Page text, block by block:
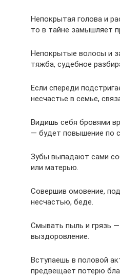
Непокрытая голова и
то в тайне замышляет
Непокрытые волосы и
тяжба, судебное
Если спереди
несчастье в семье,
Видишь себя бровями
— будет повышение по
Зубы выпадают сами
или матерью.
Совершив омовение,
несчастью, беде.
Смывать пыль и грязь
выздоровление.
Вступаешь в половой
предвещает потерю